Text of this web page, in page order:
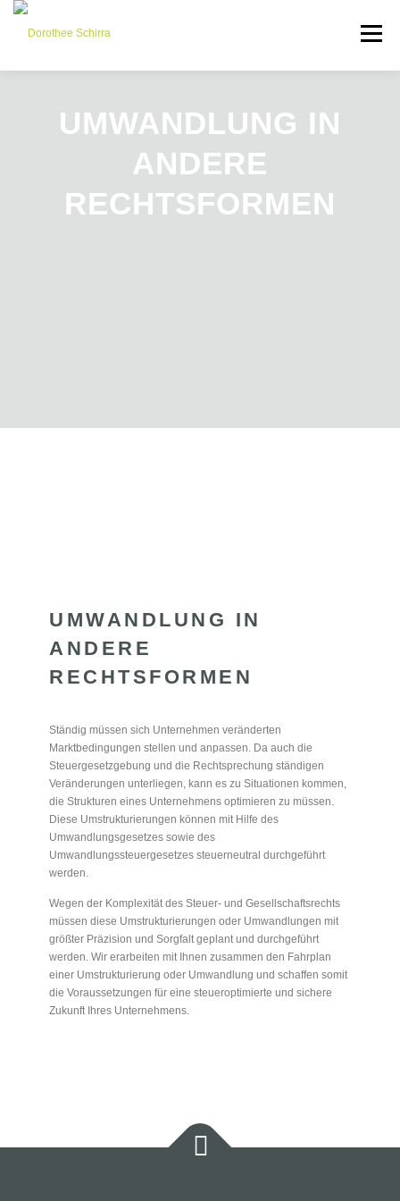
Menü
UMWANDLUNG IN
ANDERE
RECHTSFORMEN
UMWANDLUNG IN
ANDERE
RECHTSFORMEN
Ständig müssen sich Unternehmen veränderten
Marktbedingungen stellen und anpassen. Da auch die
Steuergesetzgebung und die Rechtsprechung ständigen
Veränderungen unterliegen, kann es zu Situationen kommen,
die Strukturen eines Unternehmens optimieren zu müssen.
Diese Umstrukturierungen können mit Hilfe des
Umwandlungsgesetzes sowie des
Umwandlungssteuergesetzes steuerneutral durchgeführt
werden.
Wegen der Komplexität des Steuer- und Gesellschaftsrechts
müssen diese Umstrukturierungen oder Umwandlungen mit
größter Präzision und Sorgfalt geplant und durchgeführt
werden. Wir erarbeiten mit Ihnen zusammen den Fahrplan
einer Umstrukturierung oder Umwandlung und schaffen somit
die Voraussetzungen für eine steueroptimierte und sichere
Zukunft Ihres Unternehmens.